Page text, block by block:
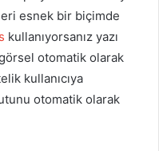
esnek bir biçimde
kullanıyorsanız yazı
otomatik olarak
kullanıcıya
otomatik olarak